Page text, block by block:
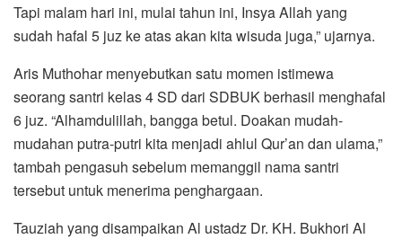
Tapi malam hari ini, mulai tahun ini, Insya Allah yang
sudah hafal 5 juz ke atas akan kita wisuda juga,” ujarnya.
Aris Muthohar menyebutkan satu momen istimewa
seorang santri kelas 4 SD dari SDBUK berhasil menghafal
6 juz. “Alhamdulillah, bangga betul. Doakan mudah-
mudahan putra-putri kita menjadi ahlul Qur’an dan ulama,”
tambah pengasuh sebelum memanggil nama santri
tersebut untuk menerima penghargaan.
Tauziah yang disampaikan Al ustadz Dr. KH. Bukhori Al